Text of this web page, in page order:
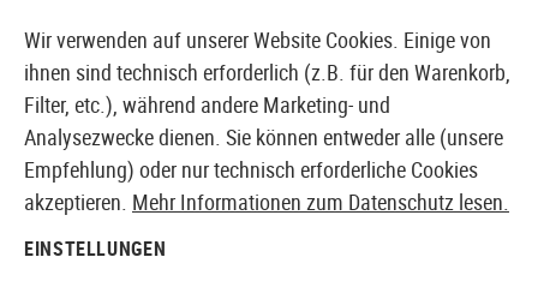
EUROPÄISCHER AIRSOFT SHOP & GROßHÄNDLER
Wir verwenden auf unserer Website Cookies. Einige von
ihnen sind technisch erforderlich (z.B. für den Warenkorb,
Filter, etc.), während andere Marketing- und
Analysezwecke dienen. Sie können entweder alle (unsere
Empfehlung) oder nur technisch erforderliche Cookies
akzeptieren. Mehr Informationen zum Datenschutz lesen.
EINSTELLUNGEN